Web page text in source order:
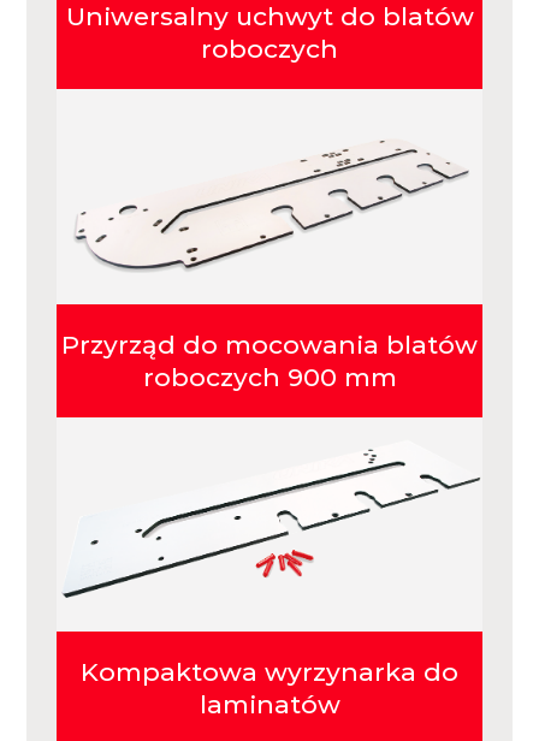
Uniwersalny uchwyt do blatów
roboczych
Przyrząd do mocowania blatów
roboczych 900 mm
Kompaktowa wyrzynarka do
laminatów